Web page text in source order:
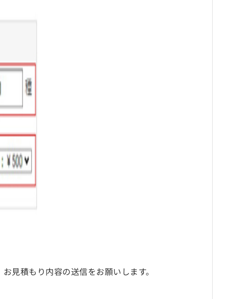
見積もり内容の送信をお願いします。